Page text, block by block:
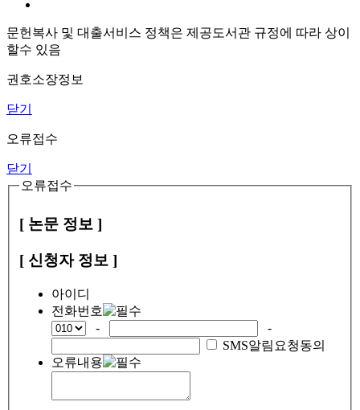
문헌복사 및 대출서비스 정책은 제공도서관 규정에 따라 상이
할수 있음
권호소장정보
닫기
오류접수
닫기
오류접수
[ 논문 정보 ]
[ 신청자 정보 ]
아이디
전화번호
-
-
SMS알림요청동의
오류내용